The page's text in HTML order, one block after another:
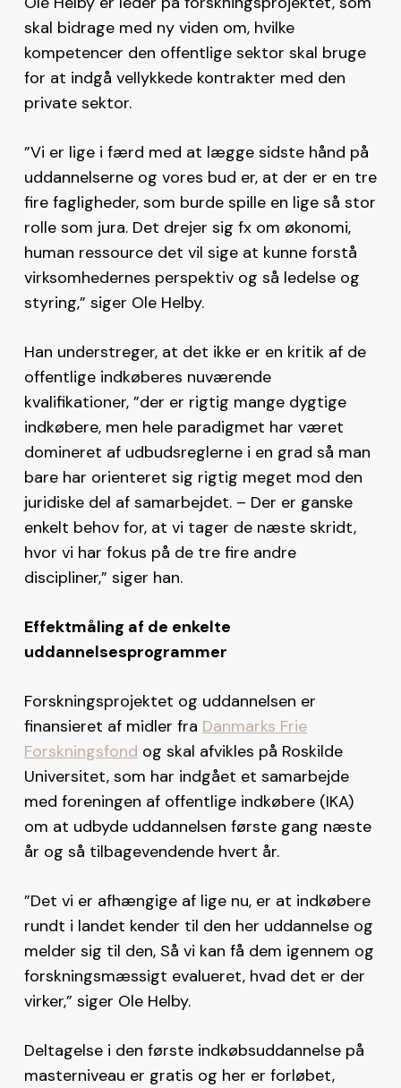
skal bidrage med ny viden om, hvilke
kompetencer den offentlige sektor skal bruge
for at indgå vellykkede kontrakter med den
private sektor.
”Vi er lige i færd med at lægge sidste hånd på
uddannelserne og vores bud er, at der er en tre
fire fagligheder, som burde spille en lige så stor
rolle som jura. Det drejer sig fx om økonomi,
human ressource det vil sige at kunne forstå
virksomhedernes perspektiv og så ledelse og
styring,” siger Ole Helby.
Han understreger, at det ikke er en kritik af de
offentlige indkøberes nuværende
kvalifikationer, ”der er rigtig mange dygtige
indkøbere, men hele paradigmet har været
domineret af udbudsreglerne i en grad så man
bare har orienteret sig rigtig meget mod den
juridiske del af samarbejdet. – Der er ganske
enkelt behov for, at vi tager de næste skridt,
hvor vi har fokus på de tre fire andre
discipliner,” siger han.
Effektmåling af de enkelte
uddannelsesprogrammer
Forskningsprojektet og uddannelsen er
finansieret af midler fra Danmarks Frie
Forskningsfond og skal afvikles på Roskilde
Universitet, som har indgået et samarbejde
med foreningen af offentlige indkøbere (IKA)
om at udbyde uddannelsen første gang næste
år og så tilbagevendende hvert år.
”Det vi er afhængige af lige nu, er at indkøbere
rundt i landet kender til den her uddannelse og
melder sig til den, Så vi kan få dem igennem og
forskningsmæssigt evalueret, hvad det er der
virker,” siger Ole Helby.
Deltagelse i den første indkøbsuddannelse på
masterniveau er gratis og her er forløbet,